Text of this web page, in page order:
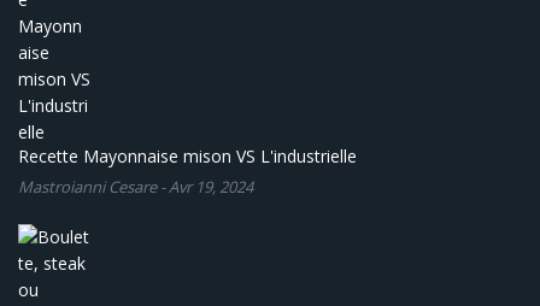
Recette Mayonnaise mison VS L'industrielle
Mastroianni Cesare-Avr 19, 2024